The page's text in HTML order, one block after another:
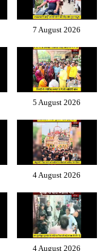
7 August 2026
5 August 2026
4 August 2026
4 August 2026